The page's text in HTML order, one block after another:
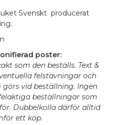
Svenskt producerat
poster:
som den beställs. Text &
felstavningar och
vid beställning. Ingen
beställningar som
Dubbelkolla därför alltid
ett köp.